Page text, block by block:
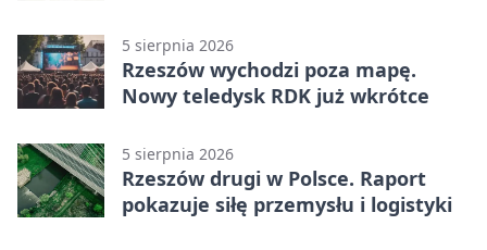
5 sierpnia 2026
Rzeszów wychodzi poza mapę.
Nowy teledysk RDK już wkrótce
5 sierpnia 2026
Rzeszów drugi w Polsce. Raport
pokazuje siłę przemysłu i logistyki